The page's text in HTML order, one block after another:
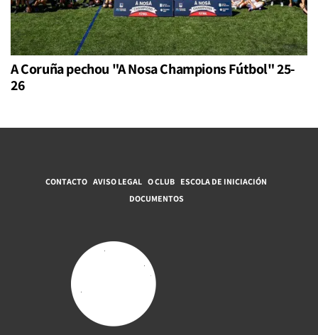
A Coruña pechou "A Nosa Champions Fútbol" 25-
26
CONTACTO AVISO LEGAL O CLUB ESCOLA DE INICIACIÓN
DOCUMENTOS